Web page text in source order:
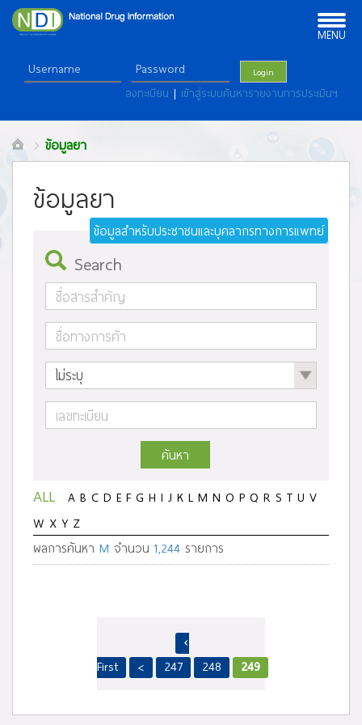
Toggle
navigation
MENU
Login
ลงทะเบียน | เข้าสู่ระบบค้นหารายงานการประเมินฯ
ข้อมูลยา
ข้อมูลยา
ข้อมูลสำหรับประชาชนและบุคลากรทางการแพทย์
Search
ค้นหา
ALL A B C D E F G H I J K L M N O P Q R S T U V
W X Y Z
ผลการค้นหา M จำนวน1,244 รายการ
‹
First
< 247 248 249